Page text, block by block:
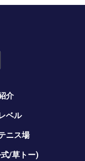
介
ベル
ニス場
/草トー)